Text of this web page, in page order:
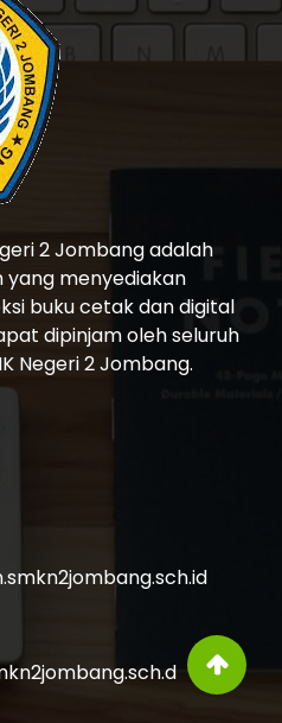
2 Jombang adalah
menyediakan
buku cetak dan digital
dipinjam oleh seluruh
Negeri 2 Jombang.